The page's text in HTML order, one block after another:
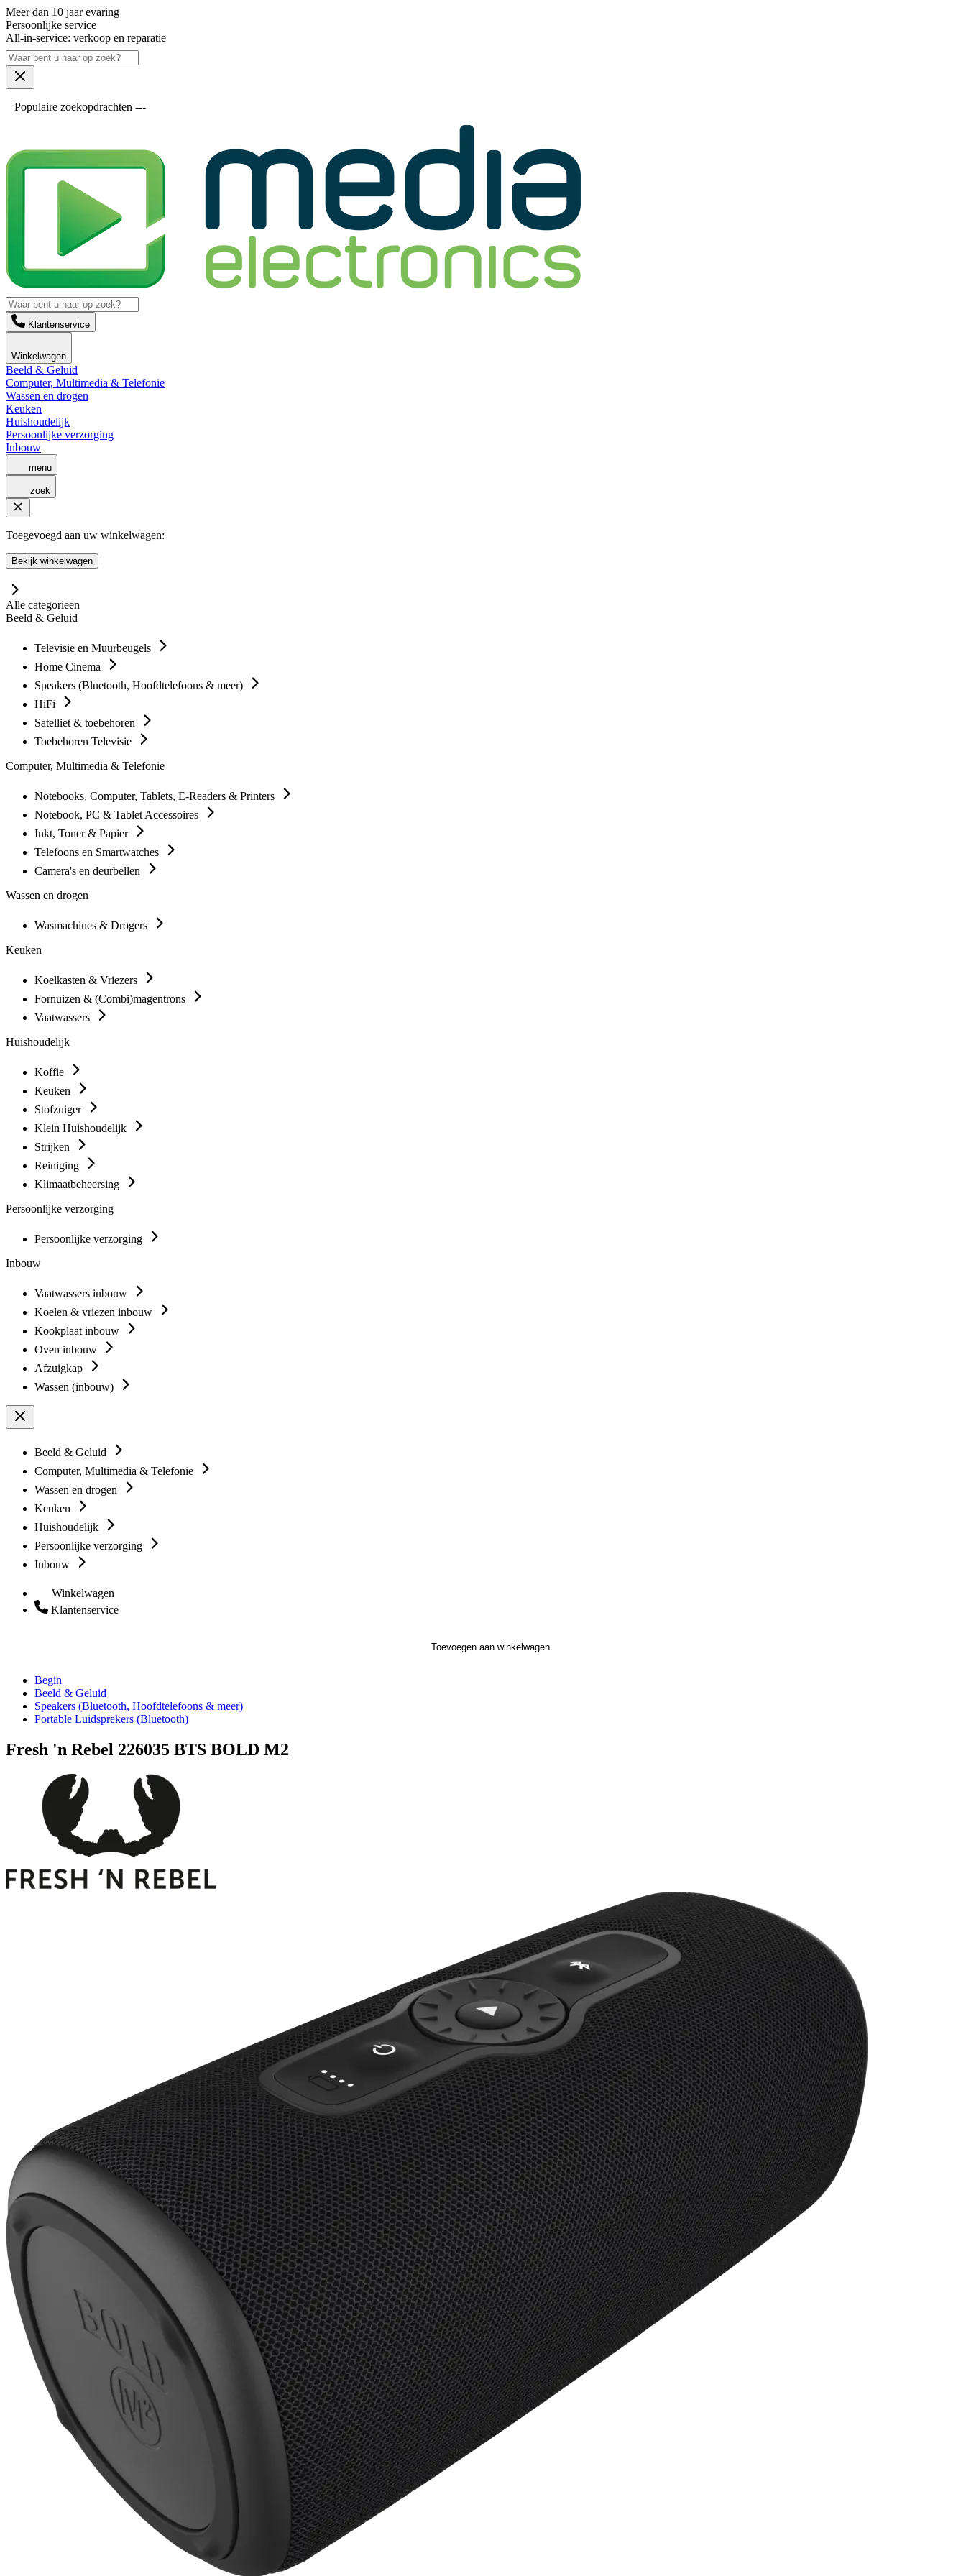
Meer dan 10 jaar evaring
Persoonlijke service
All-in-service: verkoop en reparatie
Populaire zoekopdrachten ---
Klantenservice
Winkelwagen
Beeld & Geluid
Computer, Multimedia & Telefonie
Wassen en drogen
Keuken
Huishoudelijk
Persoonlijke verzorging
Inbouw
menu
zoek
Toegevoegd aan uw winkelwagen:
Bekijk winkelwagen
Alle categorieen
Beeld & Geluid
Televisie en Muurbeugels
Home Cinema
Speakers (Bluetooth, Hoofdtelefoons & meer)
HiFi
Satelliet & toebehoren
Toebehoren Televisie
Computer, Multimedia & Telefonie
Notebooks, Computer, Tablets, E-Readers & Printers
Notebook, PC & Tablet Accessoires
Inkt, Toner & Papier
Telefoons en Smartwatches
Camera's en deurbellen
Wassen en drogen
Wasmachines & Drogers
Keuken
Koelkasten & Vriezers
Fornuizen & (Combi)magentrons
Vaatwassers
Huishoudelijk
Koffie
Keuken
Stofzuiger
Klein Huishoudelijk
Strijken
Reiniging
Klimaatbeheersing
Persoonlijke verzorging
Persoonlijke verzorging
Inbouw
Vaatwassers inbouw
Koelen & vriezen inbouw
Kookplaat inbouw
Oven inbouw
Afzuigkap
Wassen (inbouw)
Beeld & Geluid
Computer, Multimedia & Telefonie
Wassen en drogen
Keuken
Huishoudelijk
Persoonlijke verzorging
Inbouw
Winkelwagen
Klantenservice
Toevoegen aan winkelwagen
Begin
Beeld & Geluid
Speakers (Bluetooth, Hoofdtelefoons & meer)
Portable Luidsprekers (Bluetooth)
Fresh 'n Rebel 226035 BTS BOLD M2